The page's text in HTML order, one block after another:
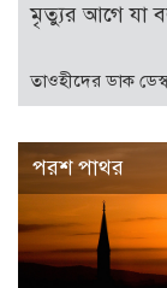
মৃত্যুর আগে যা
তাওহীদের ডাক
পরশ পাথর